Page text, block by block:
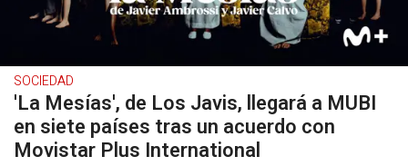
SOCIEDAD
'La Mesías', de Los Javis, llegará a MUBI
en siete países tras un acuerdo con
Movistar Plus International